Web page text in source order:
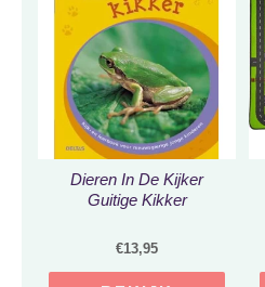
Dieren In De Kijker
Guitige Kikker
€13,95